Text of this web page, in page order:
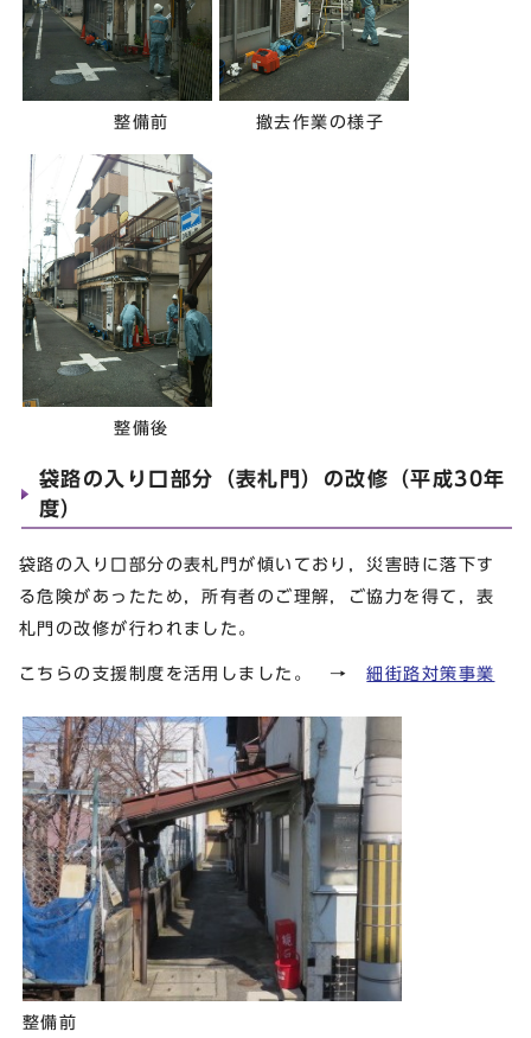
整備前 撤去作業の様子
整備後
袋路の入り口部分（表札門）の改修（平成30年
度）
袋路の入り口部分の表札門が傾いており，災害時に落下す
る危険があったため，所有者のご理解，ご協力を得て，表
札門の改修が行われました。
こちらの支援制度を活用しました。 →細街路対策事業
整備前